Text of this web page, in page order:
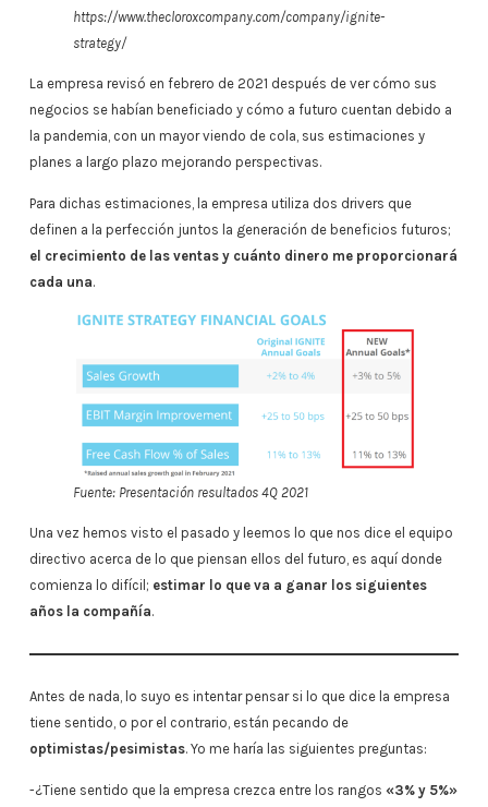
https://www.thecloroxcompany.com/company/ignite-
strategy/
La empresa revisó en febrero de 2021 después de ver cómo sus
negocios se habían beneficiado y cómo a futuro cuentan debido a
la pandemia, con un mayor viendo de cola, sus estimaciones y
planes a largo plazo mejorando perspectivas.
Para dichas estimaciones, la empresa utiliza dos drivers que
definen a la perfección juntos la generación de beneficios futuros;
el crecimiento de las ventas y cuánto dinero me proporcionará
cada una.
Fuente: Presentación resultados 4Q 2021
Una vez hemos visto el pasado y leemos lo que nos dice el equipo
directivo acerca de lo que piensan ellos del futuro, es aquí donde
comienza lo difícil; estimar lo que va a ganar los siguientes
años la compañía.
Antes de nada, lo suyo es intentar pensar si lo que dice la empresa
tiene sentido, o por el contrario, están pecando de
optimistas/pesimistas. Yo me haría las siguientes preguntas:
-¿Tiene sentido que la empresa crezca entre los rangos «3% y 5%»